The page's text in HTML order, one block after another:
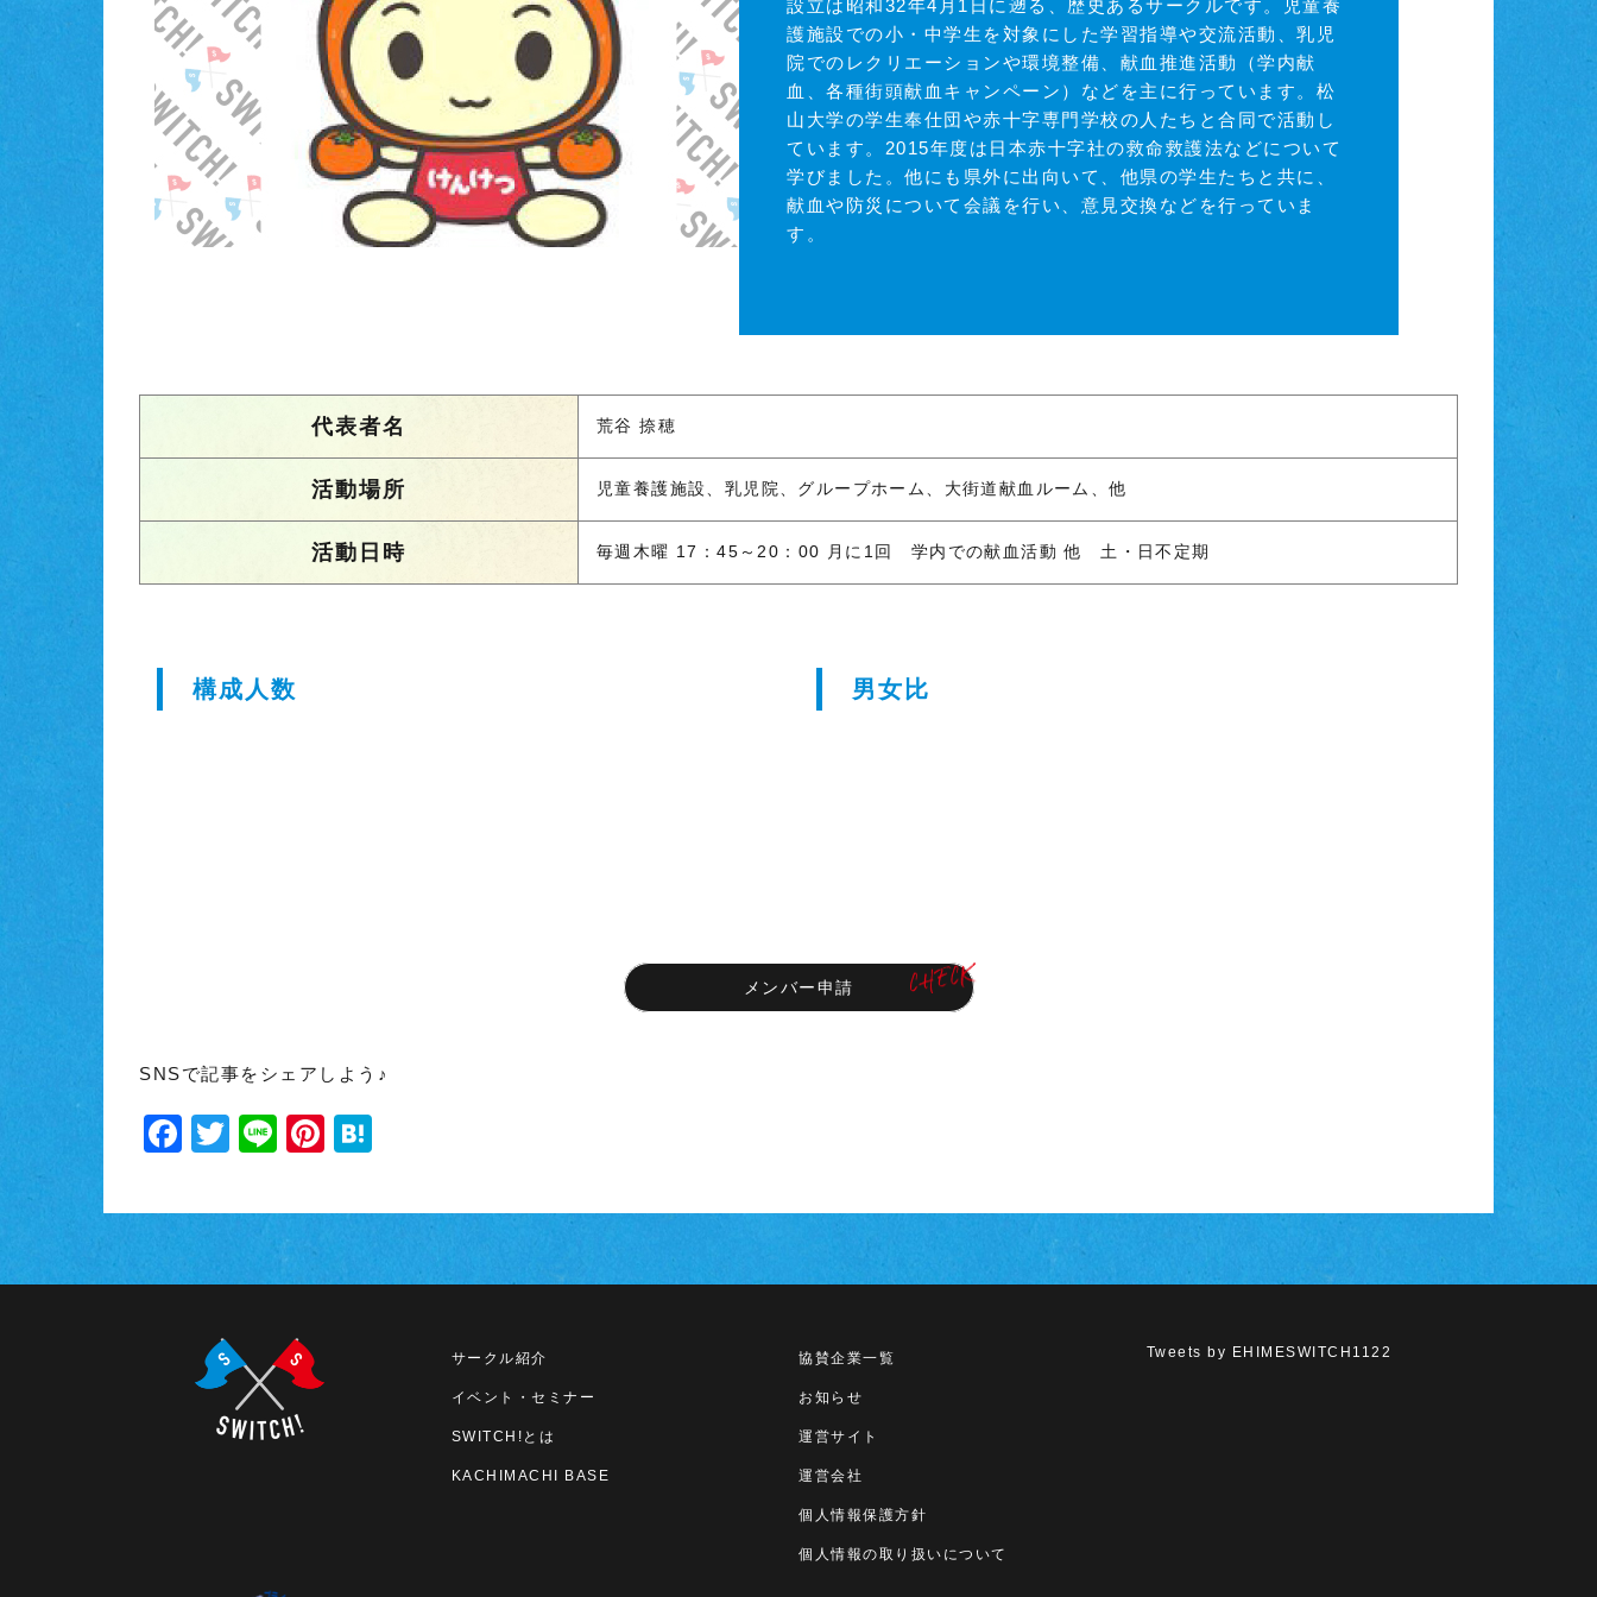
設立は昭和32年4月1日に遡る、歴史あるサークルです。児童養
護施設での小・中学生を対象にした学習指導や交流活動、乳児
院でのレクリエーションや環境整備、献血推進活動（学内献
血、各種街頭献血キャンペーン）などを主に行っています。松
山大学の学生奉仕団や赤十字専門学校の人たちと合同で活動し
ています。2015年度は日本赤十字社の救命救護法などについて
学びました。他にも県外に出向いて、他県の学生たちと共に、
献血や防災について会議を行い、意見交換などを行っていま
す。
代表者名 荒谷 捺穂
活動場所 児童養護施設、乳児院、グループホーム、大街道献血ルーム、他
活動日時 毎週木曜 17：45～20：00 月に1回 学内での献血活動 他 土・日不定期
構成人数 男女比
メンバー申請
SNSで記事をシェアしよう♪
Facebook
Twitter
LinePinterest
サークル紹介
イベント・セミナー
SWITCH!とは
KACHIMACHI BASE
協賛企業一覧
お知らせ
運営サイト
運営会社
個人情報保護方針
個人情報の取り扱いについて
Tweets by EHIMESWITCH1122